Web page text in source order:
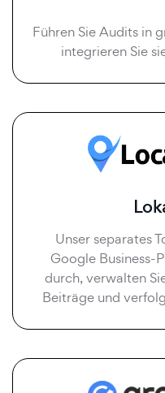
Führen Sie Audits in
integrieren Sie
Unser separates
Google Business-
durch, verwalten
Beiträge und